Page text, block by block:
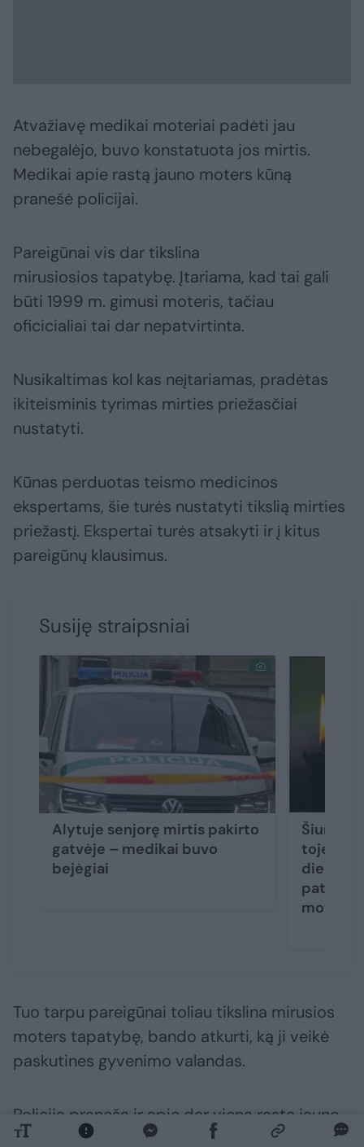
Atvažiavę medikai moteriai padėti jau
nebegalėjo, buvo konstatuota jos mirtis.
Medikai apie rastą jauno moters kūną
pranešė policijai.
Pareigūnai vis dar tikslina
mirusiosios tapatybę. Įtariama, kad tai gali
būti 1999 m. gimusi moteris, tačiau
oficicialiai tai dar nepatvirtinta.
Nusikaltimas kol kas neįtariamas, pradėtas
ikiteisminis tyrimas mirties priežasčiai
nustatyti.
Kūnas perduotas teismo medicinos
ekspertams, šie turės nustatyti tikslią mirties
priežastį. Ekspertai turės atsakyti ir į kitus
pareigūnų klausimus.
Susiję straipsniai
Alytuje senjorę mirtis pakirto
gatvėje – medikai buvo
bejėgiai
Šiurpūs
toje
dieną
paties
moterys
Tuo tarpu pareigūnai toliau tikslina mirusios
moters tapatybę, bando atkurti, ką ji veikė
paskutines gyvenimo valandas.
Policija praneša ir apie dar vieną rastą jauno
žmogaus kūną. Kaip rašoma policijos